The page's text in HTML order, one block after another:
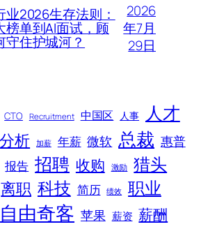
业2026生存法则：
榜单到AI面试，顾
守住护城河？
2026
年7月
29日
CTO Recruitment 中国区 人事 人才
分析 加薪 年薪 微软 总裁 惠普
报告 招聘 收购 激励 猎头
离职 科技 简历 绩效 职业
自由奇客 苹果 薪资 薪酬